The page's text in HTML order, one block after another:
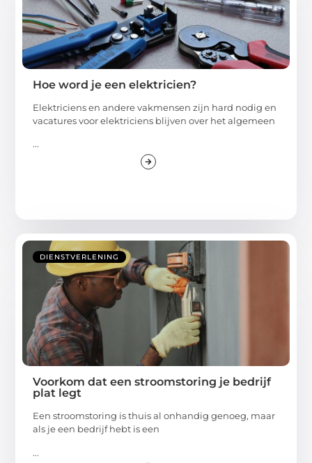
Hoe word je een elektricien?
Elektriciens en andere vakmensen zijn hard nodig en
vacatures voor elektriciens blijven over het algemeen
...
DIENSTVERLENING
Voorkom dat een stroomstoring je bedrijf
plat legt
Een stroomstoring is thuis al onhandig genoeg, maar
als je een bedrijf hebt is een
...